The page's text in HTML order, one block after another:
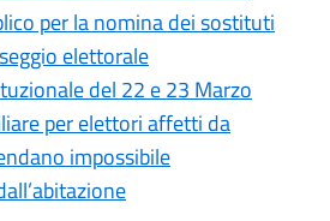
per la nomina dei sostituti
elettorale
del 22 e 23 Marzo
per elettori affetti da
impossibile